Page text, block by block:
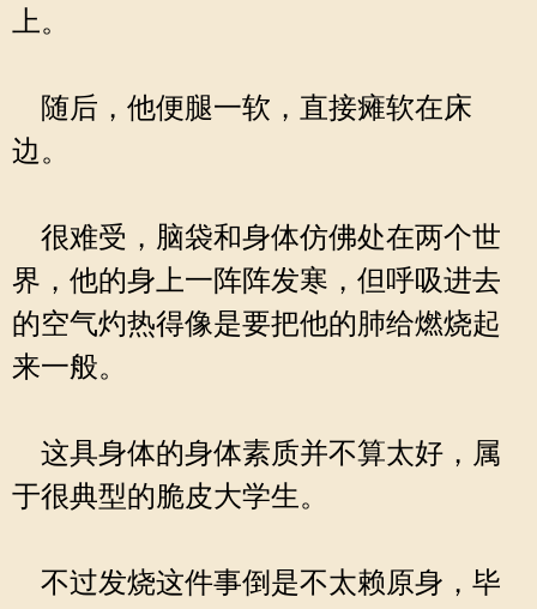
上。
随后，他便腿一软，直接瘫软在床
边。
很难受，脑袋和身体仿佛处在两个世
界，他的身上一阵阵发寒，但呼吸进去
的空气灼热得像是要把他的肺给燃烧起
来一般。
这具身体的身体素质并不算太好，属
于很典型的脆皮大学生。
不过发烧这件事倒是不太赖原身，毕